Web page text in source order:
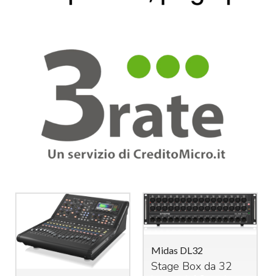
Midas DL32
Stage Box da 32